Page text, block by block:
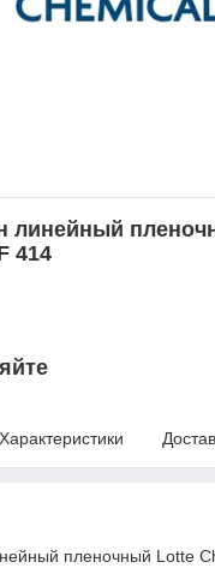
линейный
414
Характеристики
пленочный Lotte